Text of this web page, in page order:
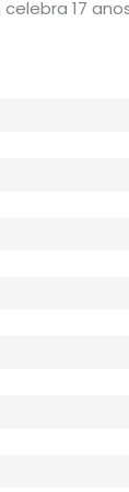
celebra 17